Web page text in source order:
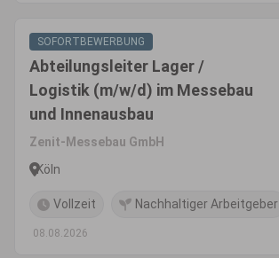
SOFORTBEWERBUNG
Abteilungsleiter Lager /
Logistik (m/w/d) im Messebau
und Innenausbau
Zenit-Messebau GmbH
Köln
Vollzeit Nachhaltiger Arbeitgeber
08.08.2026